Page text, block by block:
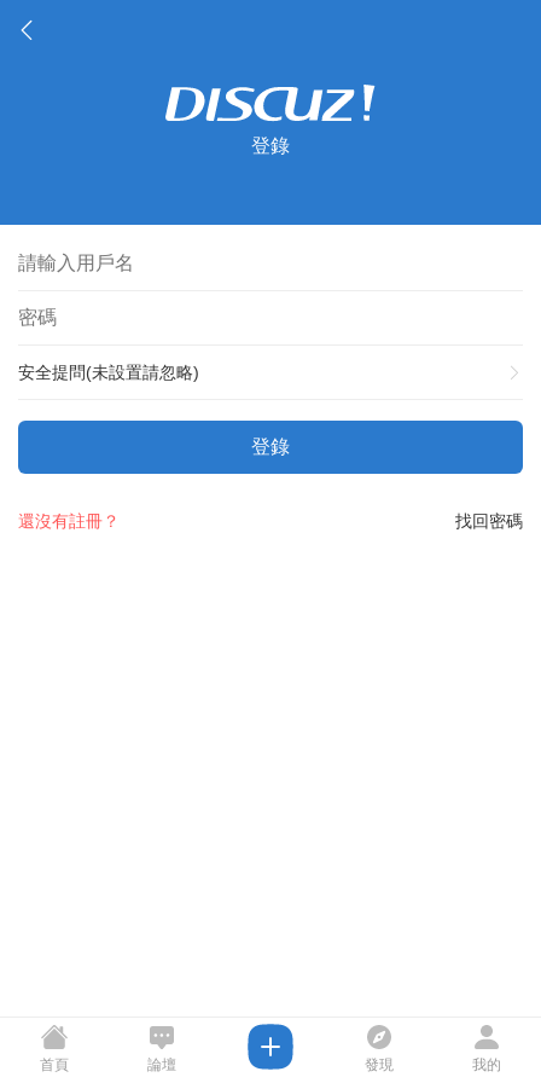
登錄
安全提問(未設置請忽略)
登錄
找回密碼
還沒有註冊？
首頁 論壇 發現 我的